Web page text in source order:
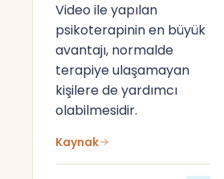
Video ile yapılan
psikoterapinin en büyük
avantajı, normalde
terapiye ulaşamayan
kişilere de yardımcı
olabilmesidir.
Kaynak